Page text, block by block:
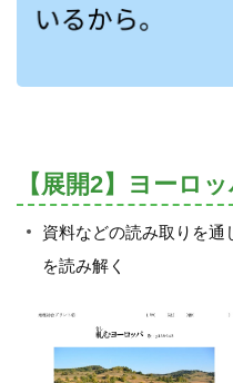
【展開2】ヨーロ
資料などの読み取りを通
を読み解く